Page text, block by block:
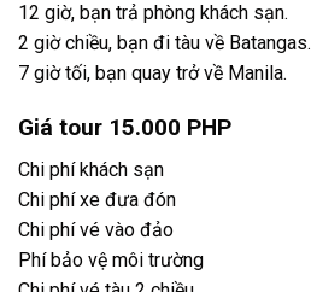
12 giờ, bạn trả phòng khách sạn.
2 giờ chiều, bạn đi tàu về Batangas.
7 giờ tối, bạn quay trở về Manila.
Giá tour 15.000 PHP
Chi phí khách sạn
Chi phí xe đưa đón
Chi phí vé vào đảo
Phí bảo vệ môi trường